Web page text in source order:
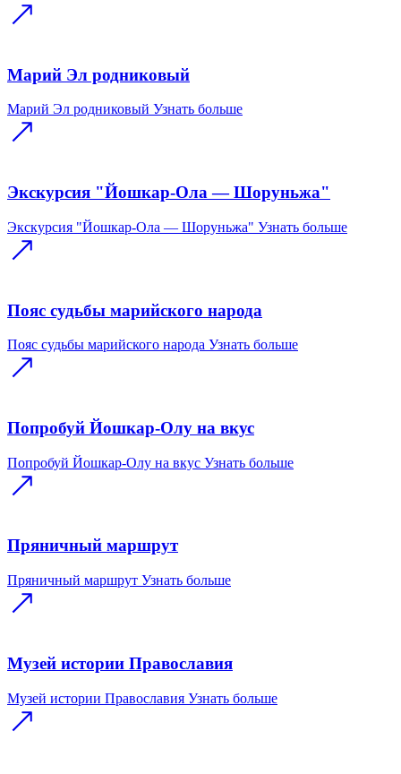
Марий Эл родниковый
Марий Эл родниковый Узнать больше
Экскурсия "Йошкар-Ола — Шоруньжа"
Экскурсия "Йошкар-Ола — Шоруньжа" Узнать больше
Пояс судьбы марийского народа
Пояс судьбы марийского народа Узнать больше
Попробуй Йошкар-Олу на вкус
Попробуй Йошкар-Олу на вкус Узнать больше
Пряничный маршрут
Пряничный маршрут Узнать больше
Музей истории Православия
Музей истории Православия Узнать больше